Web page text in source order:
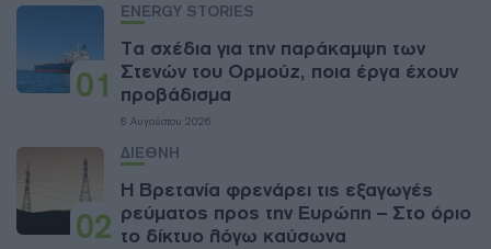
01
ENERGY STORIES
Τα σχέδια για την παράκαμψη των
Στενών του Ορμούζ, ποια έργα έχουν
προβάδισμα
8 Αυγούστου 2026
02
ΔΙΕΘΝΗ
Η Βρετανία φρενάρει τις εξαγωγές
ρεύματος προς την Ευρώπη – Στο όριο
το δίκτυο λόγω καύσωνα